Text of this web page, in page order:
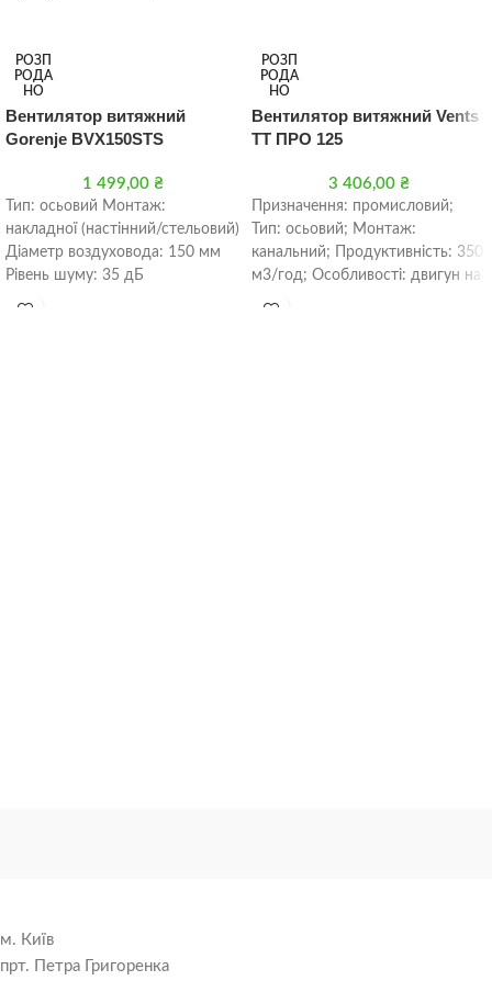
РОЗП
РОДА
НО
Вентилятор витяжний
Gorenje BVX150STS
1 499,00 ₴
Тип: осьовий Монтаж:
накладної (настінний/стельовий)
Діаметр воздуховода: 150 мм
Рівень шуму: 35 дБ
РОЗП
РОДА
НО
Вентилятор витяжний Vents
ТТ ПРО 125
3 406,00 ₴
Призначення: промисловий;
Тип: осьовий; Монтаж:
канальний; Продуктивність: 350
м3/год; Особливості: двигун на
м. Київ
прт. Петра Григоренка